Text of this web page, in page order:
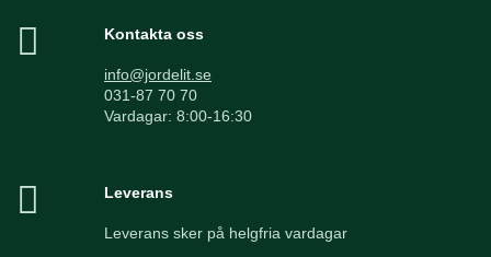
Kontakta oss
info@jordelit.se
031-87 70 70
Vardagar: 8:00-16:30
Leverans
Leverans sker på helgfria vardagar